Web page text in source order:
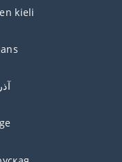
kieli